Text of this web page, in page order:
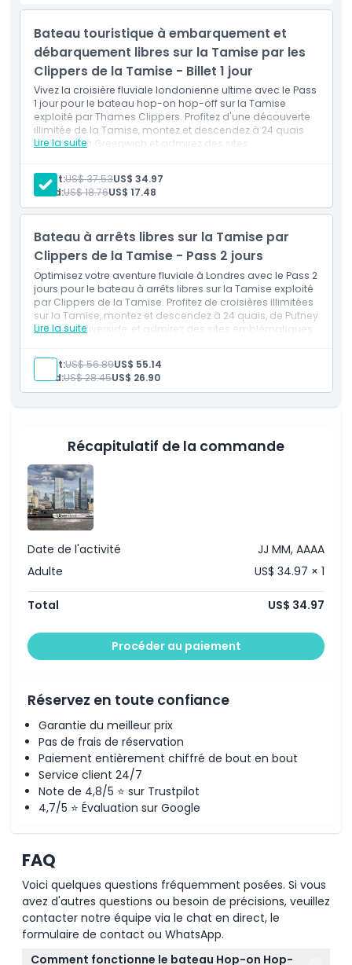
Points forts
Inclus
Exclus
Heures d'ouverture
À savoir
Emplacement
Politique d'annulation
Bateau touristique à embarquement et
débarquement libres sur la Tamise par les
Clippers de la Tamise - Billet 1 jour
Vivez la croisière fluviale londonienne ultime avec le Pass
1 jour pour le bateau hop-on hop-off sur la Tamise
exploité par Thames Clippers. Profitez d'une découverte
illimitée de la Tamise, montez et descendez à 24 quais
de Putney à Greenwich et admirez des sites
roue de Londres et la cathédrale Saint-Paul à votre
rythme.
Lire la suite
Adult:US$ 37.53US$ 34.97
Child:US$ 18.76US$ 17.48
Bateau à arrêts libres sur la Tamise par
Clippers de la Tamise - Pass 2 jours
Optimisez votre aventure fluviale à Londres avec le Pass 2
jours pour le bateau à arrêts libres sur la Tamise exploité
par Clippers de la Tamise. Profitez de croisières illimitées
sur la Tamise, montez et descendez à 24 quais, de Putney
à Barking Riverside, et admirez des sites emblématiques
London Eye pendant deux jours.
Lire la suite
Adult:US$ 56.89US$ 55.14
Child:US$ 28.45US$ 26.90
Récapitulatif de la commande
Date de l'activité
JJ MM, AAAA
Adulte
US$ 34.97 × 1
Total US$ 34.97
Procéder au paiement
Réservez en toute confiance
Garantie du meilleur prix
Pas de frais de réservation
Paiement entièrement chiffré de bout en bout
Service client 24/7
Note de 4,8/5 ⭐ sur Trustpilot
4,7/5 ⭐ Évaluation sur Google
FAQ
Voici quelques questions fréquemment posées. Si vous
avez d'autres questions ou besoin de précisions, veuillez
contacter notre équipe via le chat en direct, le
formulaire de contact ou WhatsApp.
Comment fonctionne le bateau Hop-on Hop-